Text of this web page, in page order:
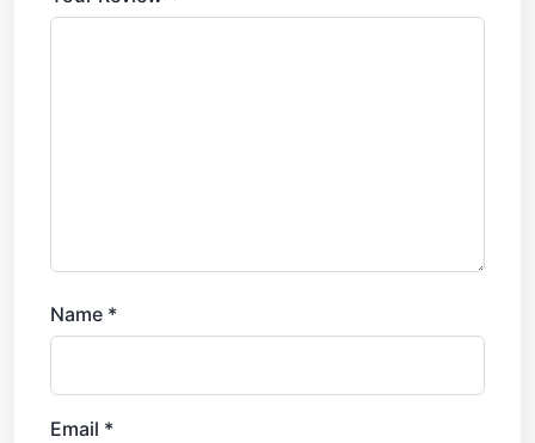
Name *
Email *